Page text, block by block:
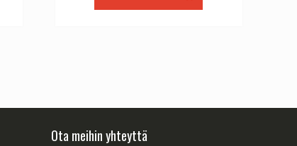
€56.64. €31.47.
Ota meihin yhteyttä